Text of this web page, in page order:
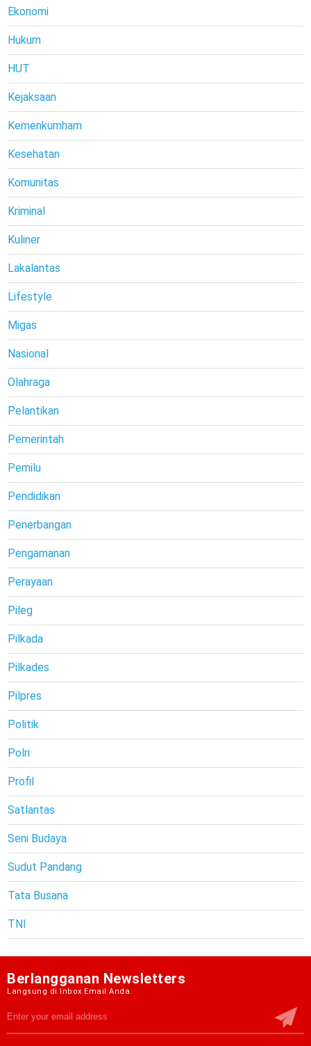
Ekonomi
Hukum
HUT
Kejaksaan
Kemenkumham
Kesehatan
Komunitas
Kriminal
Kuliner
Lakalantas
Lifestyle
Migas
Nasional
Olahraga
Pelantikan
Pemerintah
Pemilu
Pendidikan
Penerbangan
Pengamanan
Perayaan
Pileg
Pilkada
Pilkades
Pilpres
Politik
Polri
Profil
Satlantas
Seni Budaya
Sudut Pandang
Tata Busana
TNI
Berlangganan Newsletters
Langsung di Inbox Email Anda.